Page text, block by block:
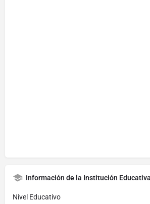
Información de la Institución Educativa
Nivel Educativo